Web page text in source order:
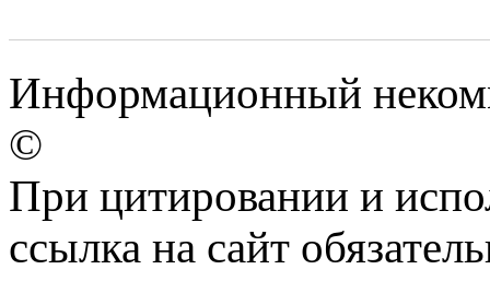
Информационный
©
При цитировании и
ссылка на сайт